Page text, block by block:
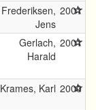
Frederiksen,
Jens
2001
Gerlach,
Harald
2001
Krames, Karl 2000